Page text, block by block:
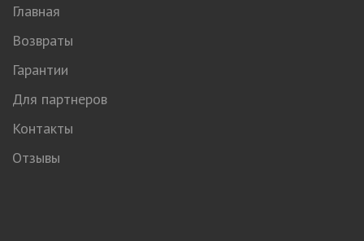
Главная
Возвраты
Гарантии
Для партнеров
Контакты
Отзывы